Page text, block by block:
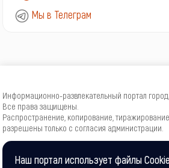
Мы в Телеграм
Информационно-развлекательный портал
Все права защищены.
Распространение, копирование,
разрешены только с согласия администрации.
16+Наш портал использует файлы